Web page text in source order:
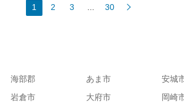
1 2 3 30
海部郡 あま市 安城
岩倉市 大府市 岡崎